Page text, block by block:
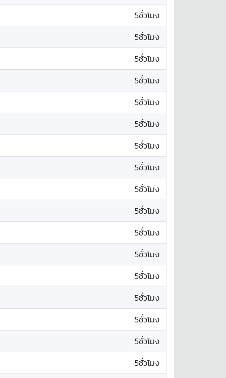
5ชั่วโมง
5ชั่วโมง
5ชั่วโมง
5ชั่วโมง
5ชั่วโมง
5ชั่วโมง
5ชั่วโมง
5ชั่วโมง
5ชั่วโมง
5ชั่วโมง
5ชั่วโมง
5ชั่วโมง
5ชั่วโมง
5ชั่วโมง
5ชั่วโมง
5ชั่วโมง
5ชั่วโมง